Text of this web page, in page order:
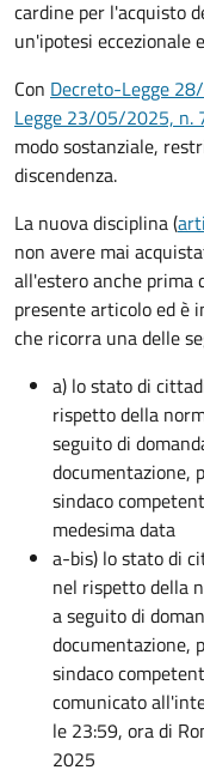
cardine per l'acquisto
un'ipotesi eccezionale
Con Decreto-Legge
Legge 23/05/2025, n.
modo sostanziale,
discendenza.
La nuova disciplina (
non avere mai
all'estero anche prima
presente articolo ed è
che ricorra una delle
a) lo stato di
rispetto della
seguito di
documentazione,
sindaco
medesima data
a-bis) lo stato di
nel rispetto della
a seguito di
documentazione,
sindaco
comunicato
le 23:59, ora di
2025